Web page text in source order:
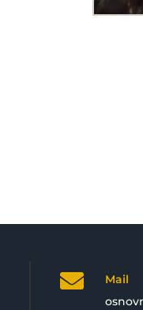

Mail